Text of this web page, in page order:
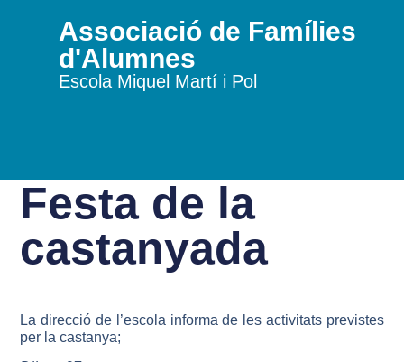
Associació de Famílies
d'Alumnes
Escola Miquel Martí i Pol
Festa de la
castanyada
La direcció de l’escola informa de les activitats previstes
per la castanya;